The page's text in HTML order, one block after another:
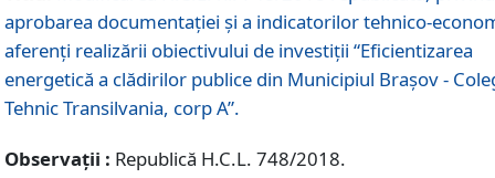
aprobarea documentației și a indicatorilor tehnico-
aferenți realizării obiectivului de investiții “Eficientizarea
energetică a clădirilor publice din Municipiul Brașov -
Tehnic Transilvania, corp A”.
Observații : Republică H.C.L. 748/2018.